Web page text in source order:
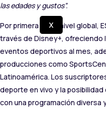
X
las edades y gustos”.
Por primera vez a nivel global,
través de Disney+, ofreciendo
eventos deportivos al mes,
producciones como
Latinoamérica. Los
deporte en vivo y la
con una programación diversa